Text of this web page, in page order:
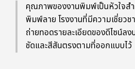
คุณภาพของงานพิมพ์เป็นหัวใจส
พิมพ์ลาย โรงงานที่มีความเชี่ยว
ถ่ายทอดรายละเอียดของดีไซน์ล
ชัดและสีสันตรงตามที่ออกแบบไว้